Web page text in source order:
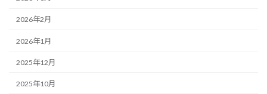
2026年2月
2026年1月
2025年12月
2025年10月